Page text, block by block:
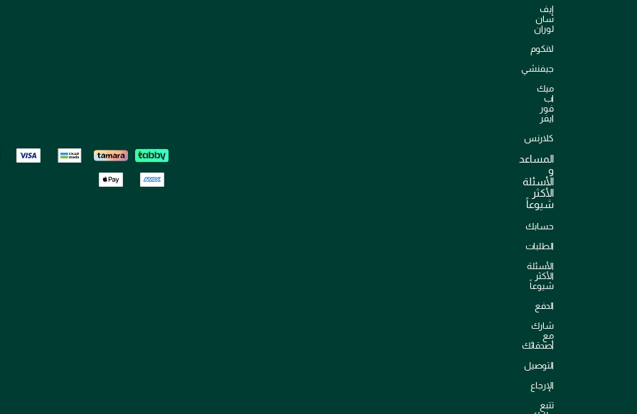
إيف
سان
لوران
لانكوم
جيفنشي
ميك
اب
فور
ايفر
كلارنس
المساعد
و
الأسئلة
الأكثر
شيوعاً
حسابك
الطلبات
الأسئلة
الأكثر
شيوعاً
الدفع
شارك
مع
أصدقائك
التوصيل
الإرجاع
تتبع